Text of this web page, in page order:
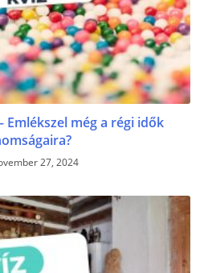
Emlékszel még a régi idők
27, 2024